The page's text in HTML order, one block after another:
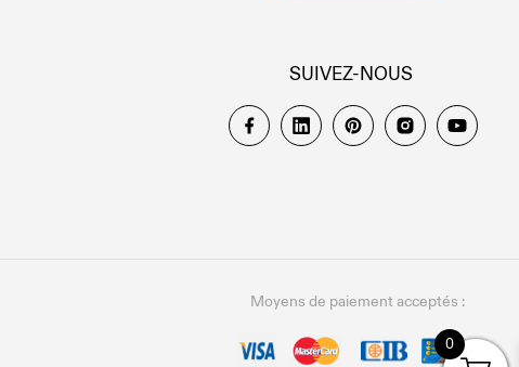
SUIVEZ-NOUS
Moyens de paiement acceptés :
0